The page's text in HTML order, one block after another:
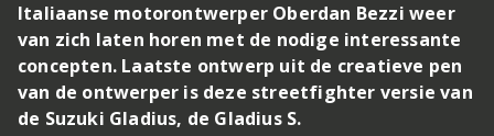
Italiaanse motorontwerper Oberdan Bezzi weer
van zich laten horen met de nodige interessante
concepten. Laatste ontwerp uit de creatieve pen
van de ontwerper is deze streetfighter versie van
de Suzuki Gladius, de Gladius S.